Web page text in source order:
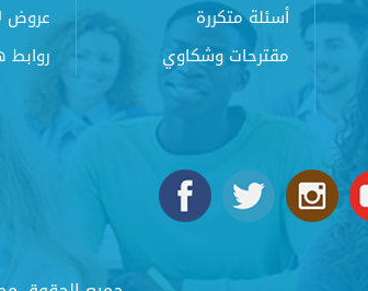
أسئلة متكررة
عروض SPU
مقترحات وشكاوي
روابط